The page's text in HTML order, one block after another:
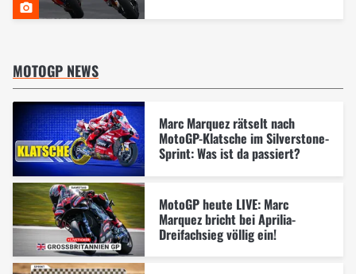
MOTOGP NEWS
Marc Marquez rätselt nach
MotoGP-Klatsche im Silverstone-
Sprint: Was ist da passiert?
MotoGP heute LIVE: Marc
Marquez bricht bei Aprilia-
Dreifachsieg völlig ein!